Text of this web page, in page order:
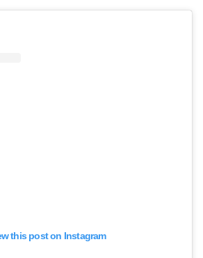
this post on Instagram